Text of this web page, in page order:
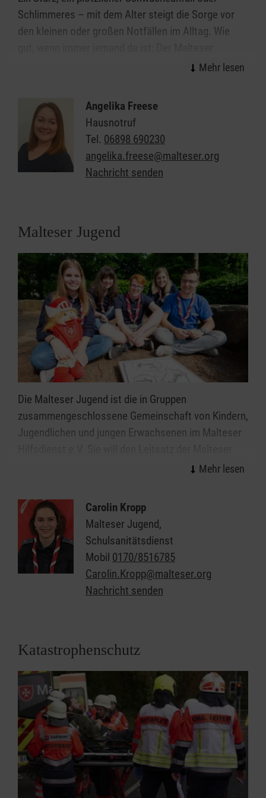
Schlimmeres – mit dem Alter steigt die Sorge vor
den kleinen oder großen Notfällen im Alltag. Wie
Hausnotruf ist per Knopfdruck rund um die Uhr
oder Ihre Angehörigen alleine weiter selbstbestimmt
und unbeschwert zu Hause leben können.
Den Hausnotruf bieten wir an all unseren Standorten
im Saarland an.
Angelika Freese
Hausnotruf
Tel. 06898 690230
angelika.freese@malteser.org
Nachricht senden
Malteser Jugend
Die Malteser Jugend ist die in Gruppen
zusammengeschlossene Gemeinschaft von Kindern,
Jugendlichen und jungen Erwachsenen im Malteser
"Bezeugung des Glaubens und Hilfe den Bedürftigen"
anvertrauten Menschen erlebbar machen.
Die Malteser Jugend ist im Saarland aktiv in
Homburg, Lebach,
Losheim am
See/Niederlosheim, Merzig,
Nohfelden-
Neunkirchen/Nahe, Ottweiler-Mainzweiler
, Saarlouis, Spiesen-Elversberg
Hier finden Sie allgemeine Infos zur Malteser
Carolin Kropp
Malteser Jugend,
Schulsanitätsdienst
Mobil 0170/8516785
Carolin.Kropp@malteser.org
Nachricht senden
Katastrophenschutz